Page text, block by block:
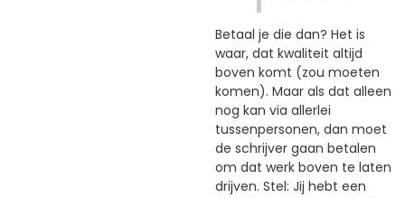
Betaal je die dan? Het is
waar, dat kwaliteit altijd
boven komt (zou moeten
komen). Maar als dat alleen
nog kan via allerlei
tussenpersonen, dan moet
de schrijver gaan betalen
om dat werk boven te laten
drijven. Stel: Jij hebt een